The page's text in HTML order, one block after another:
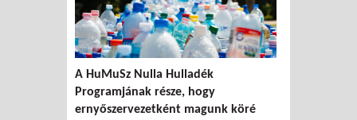
A HuMuSz Nulla Hulladék
Programjának része, hogy
ernyőszervezetként magunk köré